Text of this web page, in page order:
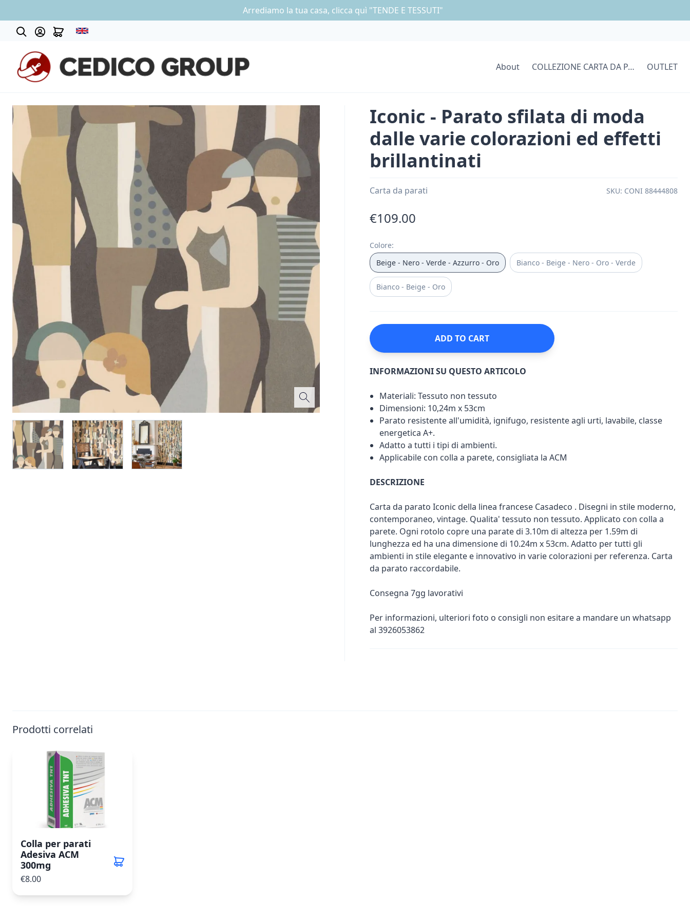
Arrediamo la tua casa, clicca quì "TENDE E TESSUTI"
About COLLEZIONE CARTA DA PARATI OUTLET
Iconic - Parato sfilata di moda
dalle varie colorazioni ed effetti
brillantinati
Carta da parati SKU: CONI 88444808
€109.00
Colore:
Beige - Nero - Verde - Azzurro - Oro
Bianco - Beige - Nero - Oro - Verde
Bianco - Beige - Oro
ADD TO CART
INFORMAZIONI SU QUESTO ARTICOLO
Materiali: Tessuto non tessuto
Dimensioni: 10,24m x 53cm
Parato resistente all'umidità, ignifugo, resistente agli urti, lavabile, classe
energetica A+.
Adatto a tutti i tipi di ambienti.
Applicabile con colla a parete, consigliata la ACM
DESCRIZIONE
Carta da parato Iconic della linea francese Casadeco . Disegni in stile moderno,
contemporaneo, vintage. Qualita' tessuto non tessuto. Applicato con colla a
parete. Ogni rotolo copre una parate di 3.10m di altezza per 1.59m di
lunghezza ed ha una dimensione di 10.24m x 53cm. Adatto per tutti gli
ambienti in stile elegante e innovativo in varie colorazioni per referenza. Carta
da parato raccordabile.
Consegna 7gg lavorativi
Per informazioni, ulteriori foto o consigli non esitare a mandare un whatsapp
al 3926053862
Prodotti correlati
Colla per parati
Adesiva ACM
300mg
€8.00